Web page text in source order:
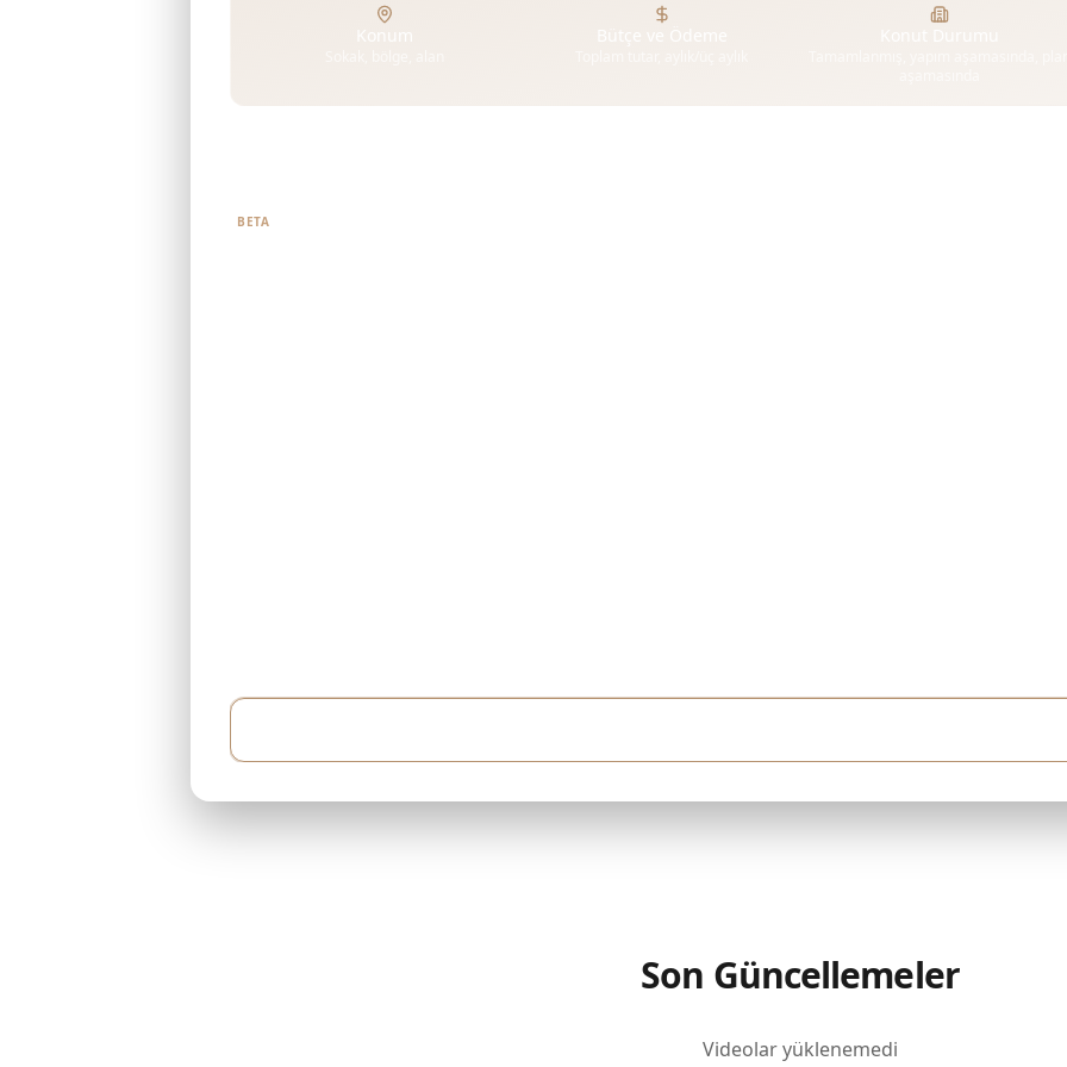
Konum
BETA
Son Güncellemeler
Videolar yüklenemedi